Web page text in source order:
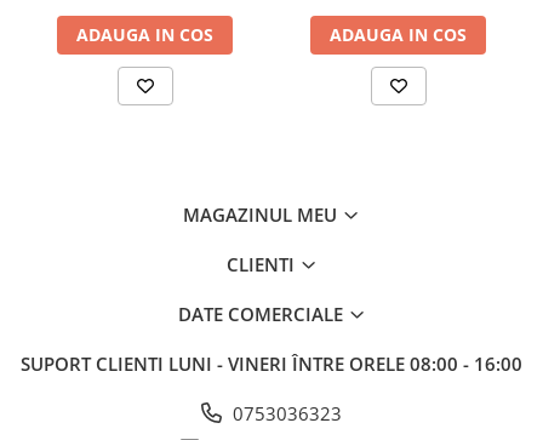
Gradina
Combaterea daunatorilor
Baterii / Acumulatori
ADAUGA IN COS ADAUGA IN COS
MAGAZINUL MEU
CLIENTI
DATE COMERCIALE
SUPORT CLIENTI LUNI - VINERI ÎNTRE ORELE 08:00 - 16:00
0753036323